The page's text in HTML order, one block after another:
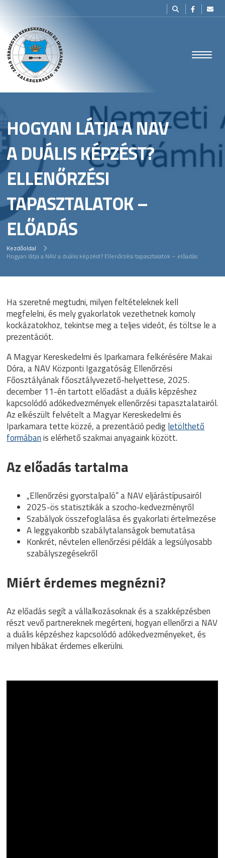
HOGYAN LÁTJA A NAV
A DUÁLIS KÉPZÉST?
ELLENŐRZÉSI
TAPASZTALATOK –
ELŐADÁS
Kezdőoldal
Hogyan látja a NAV a duális képzést? Ellenőrzési tapasztalatok – előadás
Ha szeretné megtudni, milyen feltételeknek kell
megfelelni, és mely gyakorlatok vezethetnek komoly
kockázatokhoz, tekintse meg a teljes videót, és töltse le a
prezentációt.
A Magyar Kereskedelmi és Iparkamara felkérésére Makai
Dóra, a NAV Központi Igazgatóság Ellenőrzési
Főosztályának főosztályvezető-helyettese, 2025.
december 11-én tartott előadást a duális képzéshez
kapcsolódó adókedvezmények ellenőrzési tapasztalatairól.
Az elkészült felvételt a Magyar Kereskedelmi és
Iparkamara tette közzé, a prezentáció pedigletölthető
formábanis elérhető szakmai anyagaink között.
Az előadás tartalma
„Ellenőrzési gyorstalpaló” a NAV eljárástípusairól
2025-ös statisztikák a szocho-kedvezményről
Szabályok összefoglalása és gyakorlati értelmezése
A leggyakoribb szabálytalanságok bemutatása
Konkrét, névtelen ellenőrzési példák a legsúlyosabb
szabályszegésekről
Miért érdemes megnézni?
Az előadás segít a vállalkozásoknak és a szakképzésben
részt vevő partnereknek megérteni, hogyan ellenőrzi a NAV
a duális képzéshez kapcsolódó adókedvezményeket, és
milyen hibákat érdemes elkerülni.